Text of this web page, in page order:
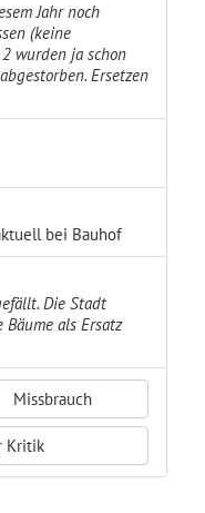
Jahr noch
(keine
wurden ja schon
Ersetzen
bei Bauhof
Die Stadt
als Ersatz
Missbrauch
Kritik